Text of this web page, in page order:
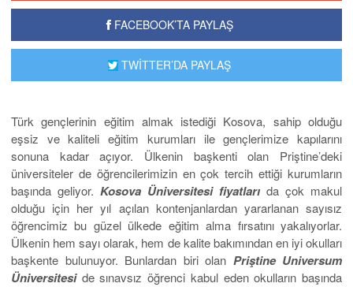
FACEBOOK’TA PAYLAŞ
TWİTTER’DA PAYLAŞ
Türk gençlerinin eğitim almak istediği Kosova, sahip olduğu
eşsiz ve kaliteli eğitim kurumları ile gençlerimize kapılarını
sonuna kadar açıyor. Ülkenin başkenti olan Priştine’deki
üniversiteler de öğrencilerimizin en çok tercih ettiği kurumların
başında geliyor. Kosova Üniversitesi fiyatları da çok makul
olduğu için her yıl açılan kontenjanlardan yararlanan sayısız
öğrencimiz bu güzel ülkede eğitim alma fırsatını yakalıyorlar.
Ülkenin hem sayı olarak, hem de kalite bakımından en iyi okulları
başkente bulunuyor. Bunlardan biri olan Priştine Universum
Üniversiteside sınavsız öğrenci kabul eden okulların başında